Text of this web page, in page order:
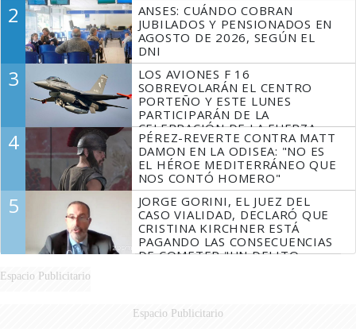
2
ANSES: CUÁNDO COBRAN
JUBILADOS Y PENSIONADOS EN
AGOSTO DE 2026, SEGÚN EL
DNI
3
LOS AVIONES F 16
SOBREVOLARÁN EL CENTRO
PORTEÑO Y ESTE LUNES
PARTICIPARÁN DE LA
CELEBRACIÓN DE LA FUERZA
AÉREA
4
PÉREZ-REVERTE CONTRA MATT
DAMON EN LA ODISEA: "NO ES
EL HÉROE MEDITERRÁNEO QUE
NOS CONTÓ HOMERO"
5
JORGE GORINI, EL JUEZ DEL
CASO VIALIDAD, DECLARÓ QUE
CRISTINA KIRCHNER ESTÁ
PAGANDO LAS CONSECUENCIAS
DE COMETER "UN DELITO
Espacio Publicitario
Espacio Publicitario